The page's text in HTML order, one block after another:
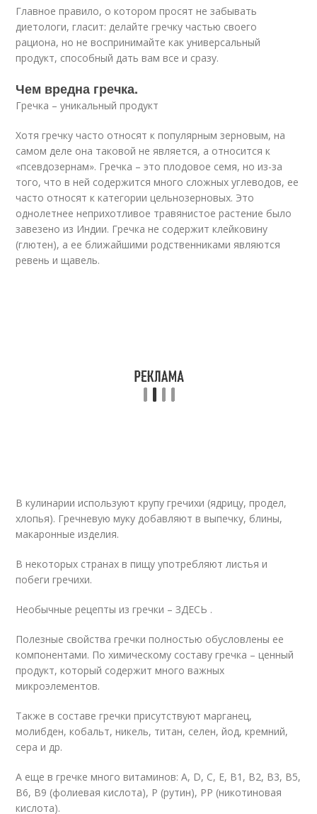
Главное правило, о котором просят не забывать
диетологи, гласит: делайте гречку частью своего
рациона, но не воспринимайте как универсальный
продукт, способный дать вам все и сразу.
Чем вредна гречка.
Гречка – уникальный продукт
Хотя гречку часто относят к популярным зерновым, на
самом деле она таковой не является, а относится к
«псевдозернам». Гречка – это плодовое семя, но из-за
того, что в ней содержится много сложных углеводов, ее
часто относят к категории цельнозерновых. Это
однолетнее неприхотливое травянистое растение было
завезено из Индии. Гречка не содержит клейковину
(глютен), а ее ближайшими родственниками являются
ревень и щавель.
В кулинарии используют крупу гречихи (ядрицу, продел,
хлопья). Гречневую муку добавляют в выпечку, блины,
макаронные изделия.
В некоторых странах в пищу употребляют листья и
побеги гречихи.
Необычные рецепты из гречки – ЗДЕСЬ .
Полезные свойства гречки полностью обусловлены ее
компонентами. По химическому составу гречка – ценный
продукт, который содержит много важных
микроэлементов.
Также в составе гречки присутствуют марганец,
молибден, кобальт, никель, титан, селен, йод, кремний,
сера и др.
А еще в гречке много витаминов: A, D, C, E, B1, B2, B3, B5,
B6, B9 (фолиевая кислота), P (рутин), PP (никотиновая
кислота).